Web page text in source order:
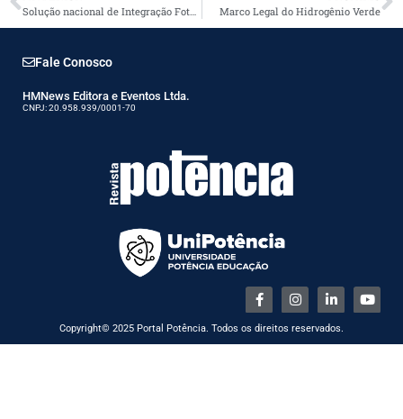
Marco Legal do Hidrogênio Verde
Fale Conosco
HMNews Editora e Eventos Ltda.
CNPJ: 20.958.939/0001-70
Copyright© 2025 Portal Potência. Todos os direitos reservados.